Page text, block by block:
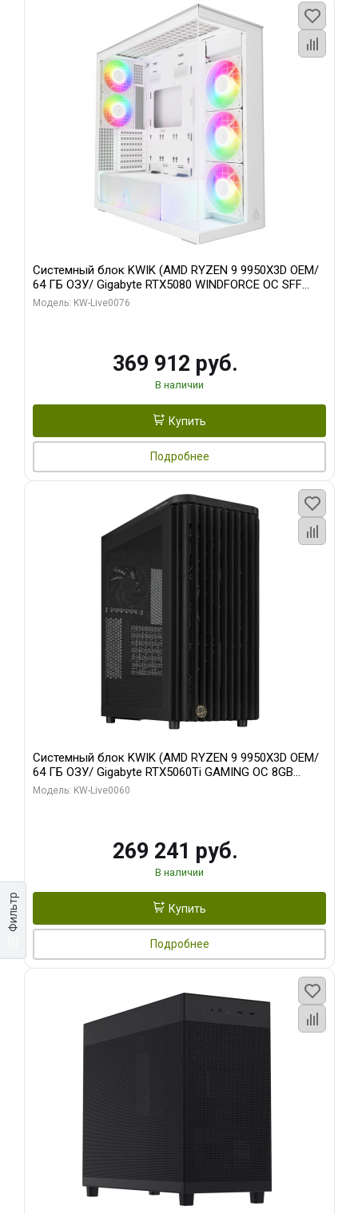
Фильтр
Системный блок KWIK (AMD RYZEN 9 9950X3D OEM/
64 ГБ ОЗУ/ Gigabyte RTX5080 WINDFORCE OC SFF
16GB GDDR7 256bit / 960 ГБ SSD)
Модель: KW-Live0076
369 912 руб.
В наличии
Купить
Подробнее
Системный блок KWIK (AMD RYZEN 9 9950X3D OEM/
64 ГБ ОЗУ/ Gigabyte RTX5060Ti GAMING OC 8GB
GDDR7 128bit 3xDP H/ 1 ТБ SSD)
Модель: KW-Live0060
269 241 руб.
В наличии
Купить
Подробнее